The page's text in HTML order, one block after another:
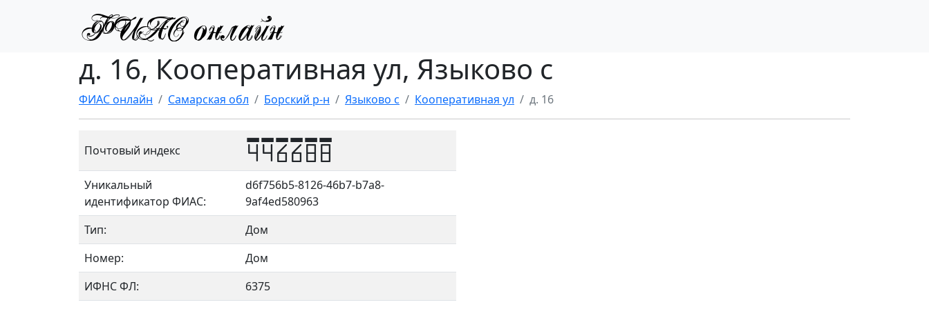
д. 16, Кооперативная ул, Языково с
ФИАС онлайн Самарская обл Борский р-н Языково с Кооперативная ул д. 16
Почтовый индекс 446688
Уникальный
идентификатор ФИАС:
d6f756b5-8126-46b7-b7a8-
9af4ed580963
Тип:
Дом
Номер:
Дом
ИФНС ФЛ:
6375